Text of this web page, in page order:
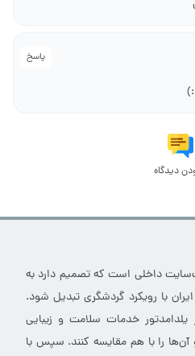
پاسخ
دیدگاه
داخلی است که تصمیم دارد به
با رویکرد گردشگری تبدیل شود.
یلدامدتور خدمات سلامت و زیبایی
را با هم مقایسه کنند. سپس با